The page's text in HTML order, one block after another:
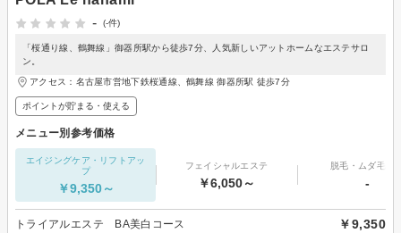
-
(-件)
「桜通り線、鶴舞線」御器所駅から徒歩7分、人気新しいアットホームなエステサロ
ン。
アクセス：名古屋市営地下鉄桜通線、鶴舞線 御器所駅 徒歩7分
ポイントが貯まる・使える
メニュー別参考価格
エイジングケア・リフトアッ
プ
￥9,350～
フェイシャルエステ
￥6,050～
脱毛・ムダ毛処
-
トライアルエステ BA美白コース ￥9,350